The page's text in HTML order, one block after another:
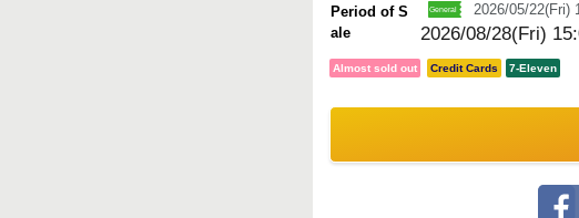
Period of S
ale
2026/05/22(Fri)
2026/08/28(Fri)
Almost sold out Credit Cards 7-Eleven